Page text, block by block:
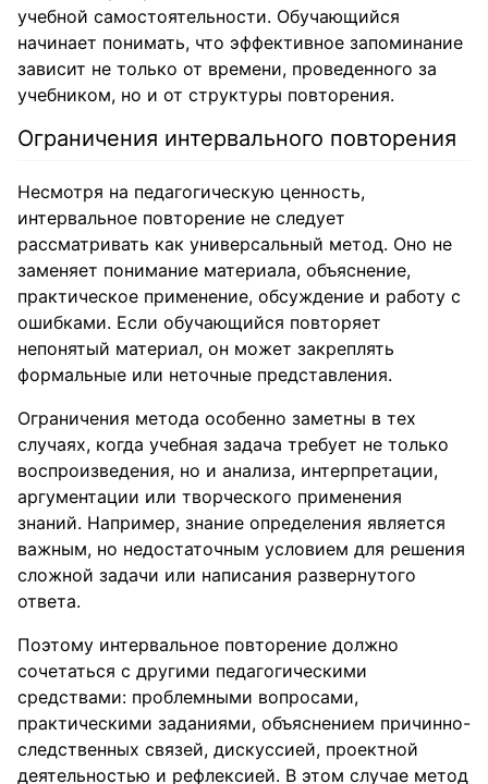
учебной самостоятельности. Обучающийся
начинает понимать, что эффективное запоминание
зависит не только от времени, проведенного за
учебником, но и от структуры повторения.
Ограничения интервального повторения
Несмотря на педагогическую ценность,
интервальное повторение не следует
рассматривать как универсальный метод. Оно не
заменяет понимание материала, объяснение,
практическое применение, обсуждение и работу с
ошибками. Если обучающийся повторяет
непонятый материал, он может закреплять
формальные или неточные представления.
Ограничения метода особенно заметны в тех
случаях, когда учебная задача требует не только
воспроизведения, но и анализа, интерпретации,
аргументации или творческого применения
знаний. Например, знание определения является
важным, но недостаточным условием для решения
сложной задачи или написания развернутого
ответа.
Поэтому интервальное повторение должно
сочетаться с другими педагогическими
средствами: проблемными вопросами,
практическими заданиями, объяснением причинно-
следственных связей, дискуссией, проектной
деятельностью и рефлексией. В этом случае метод